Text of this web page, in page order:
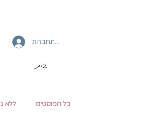
בית
להתחברות
כל הפוסטים ללא